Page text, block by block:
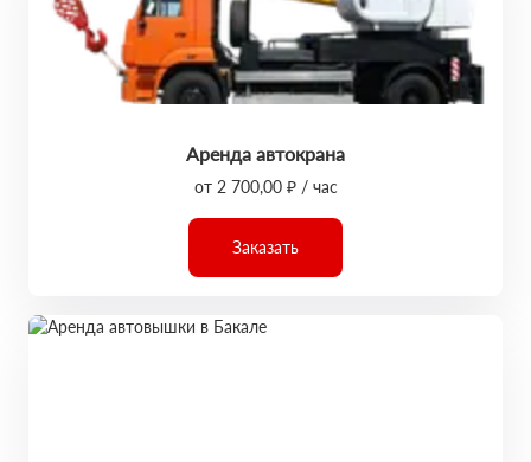
Аренда автокрана
от 2 700,00 ₽ / час
Заказать